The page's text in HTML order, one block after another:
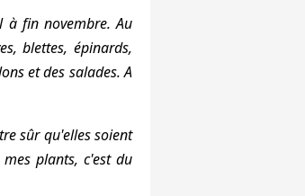
à fin novembre. Au
blettes, épinards,
et des salades. A
sûr qu'elles soient
plants, c'est du